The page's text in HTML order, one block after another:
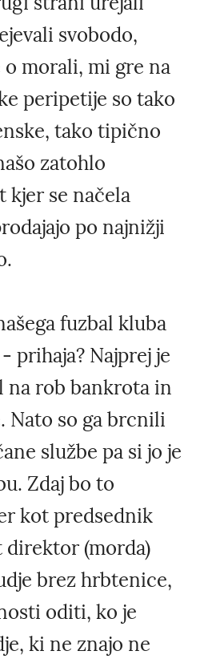
svobodo,
morali, mi gre na
peripetije so tako
tako tipično
zatohlo
kjer se načela
po najnižji
fuzbal kluba
prihaja? Najprej je
na rob bankrota in
Nato so ga brcnili
službe pa si jo je
Zdaj bo to
kot predsednik
direktor (morda)
brez hrbtenice,
oditi, ko je
ki ne znajo ne